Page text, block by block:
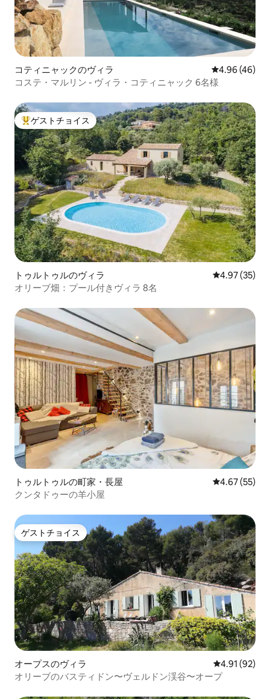
コティニャックのヴィラ レビュー46
4.96 (46)
コステ・マルリン - ヴィラ・コティニャック 6名様
大好評のゲストチョイスです。
ゲストチョイス
トゥルトゥルのヴィラ レビュー35
4.97 (35)
オリーブ畑：プール付きヴィラ 8名
トゥルトゥルの町家・長屋 レビュー55
4.67 (55)
クンタドゥーの羊小屋
ゲストチョイス
ゲストチョイス
オープスのヴィラ レビュー92
4.91 (92)
オリーブのバスティドン〜ヴェルドン渓谷〜オープ